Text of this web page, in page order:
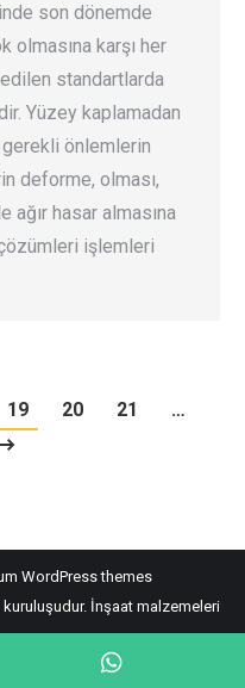
son dönemde
olmasına karşı her
standartlarda
Yüzey kaplamadan
gerekli önlemlerin
deforme, olması,
ağır hasar almasına
işlemleri
19 20 21
…
WordPress themes
İnşaat malzemeleri